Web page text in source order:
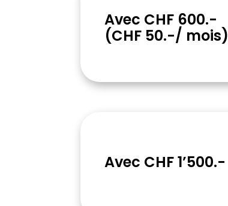
Avec CHF 600.-
(CHF 50.-/ mois)
Avec CHF 1’500.-